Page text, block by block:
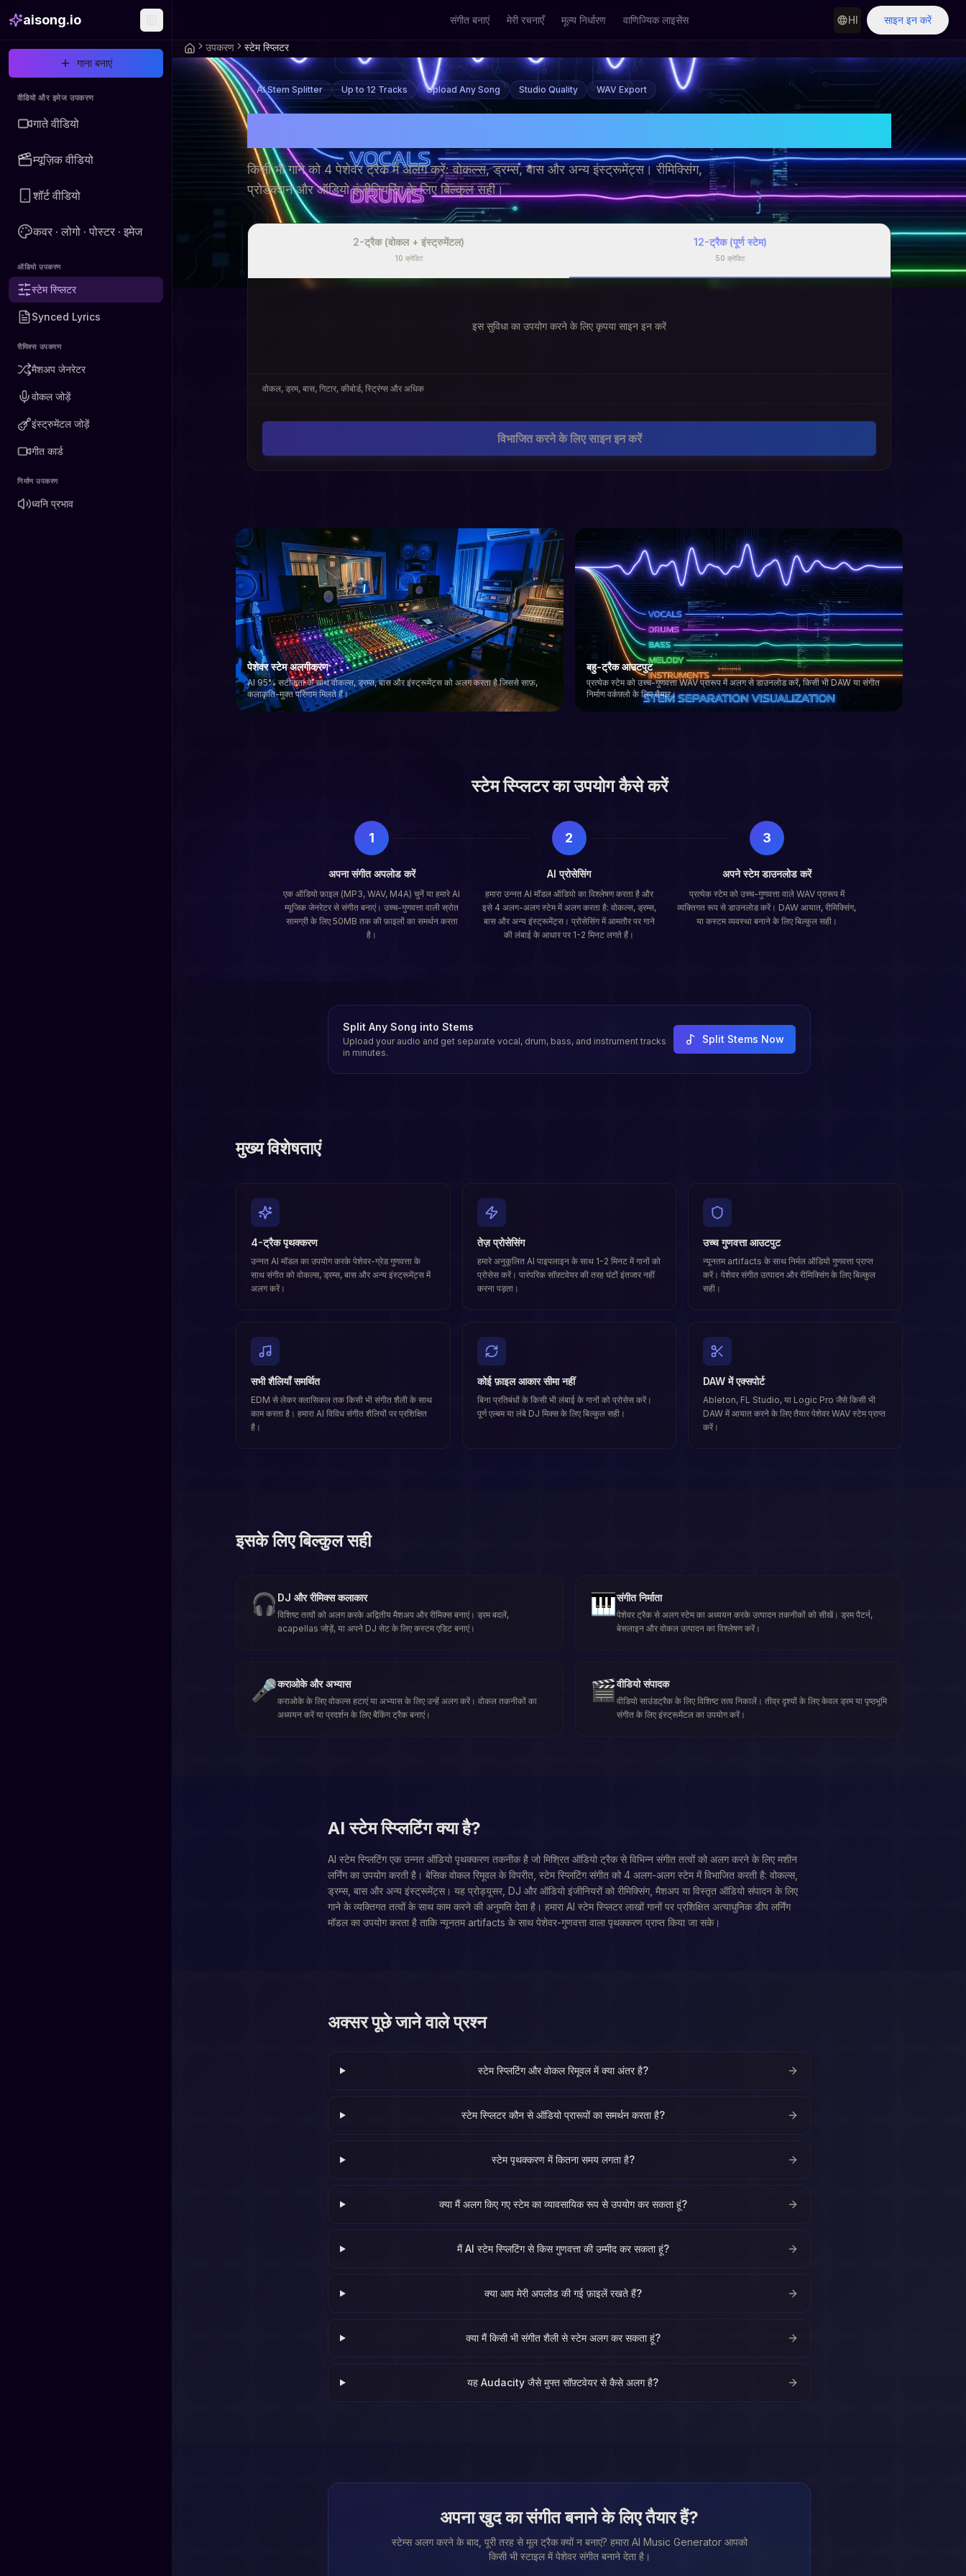
aisong.io
गाना बनाएं
वीडियो और इमेज उपकरण
गाते वीडियो
म्यूज़िक वीडियो
शॉर्ट वीडियो
कवर · लोगो · पोस्टर · इमेज
ऑडियो उपकरण
स्टेम स्प्लिटर
Synced Lyrics
रीमिक्स उपकरण
मैशअप जेनरेटर
वोकल जोड़ें
इंस्ट्रुमेंटल जोड़ें
गीत कार्ड
निर्माण उपकरण
ध्वनि प्रभाव
संगीत बनाएं मेरी रचनाएँ मूल्य निर्धारण वाणिज्यिक लाइसेंस HI साइन इन करें
उपकरण स्टेम स्प्लिटर
AI Stem Splitter Up to 12 Tracks Upload Any Song Studio Quality WAV Export
किसी भी गाने को 4 पेशेवर ट्रैक में अलग करें: वोकल्स, ड्रम्स, बास और अन्य इंस्ट्रूमेंट्स। रीमिक्सिंग,
प्रोडक्शन और ऑडियो इंजीनियरिंग के लिए बिल्कुल सही।
2-ट्रैक (वोकल + इंस्ट्रुमेंटल)
10 क्रेडिट
12-ट्रैक (पूर्ण स्टेम)
50 क्रेडिट
इस सुविधा का उपयोग करने के लिए कृपया साइन इन करें
वोकल, ड्रम, बास, गिटार, कीबोर्ड, स्ट्रिंग्स और अधिक
विभाजित करने के लिए साइन इन करें
पेशेवर स्टेम अलगीकरण
AI 95% सटीकता के साथ वोकल्स, ड्रम्स, बास और इंस्ट्रूमेंट्स को अलग करता है जिससे साफ़,
कलाकृति-मुक्त परिणाम मिलते हैं।
बहु-ट्रैक आउटपुट
प्रत्येक स्टेम को उच्च-गुणवत्ता WAV प्रारूप में अलग से डाउनलोड करें, किसी भी DAW या संगीत
निर्माण वर्कफ़्लो के लिए तैयार।
स्टेम स्प्लिटर का उपयोग कैसे करें
1
अपना संगीत अपलोड करें
एक ऑडियो फ़ाइल (MP3, WAV, M4A) चुनें या हमारे AI
म्यूजिक जेनरेटर से संगीत बनाएं। उच्च-गुणवत्ता वाली स्रोत
सामग्री के लिए 50MB तक की फ़ाइलों का समर्थन करता
है।
2
AI प्रोसेसिंग
हमारा उन्नत AI मॉडल ऑडियो का विश्लेषण करता है और
इसे 4 अलग-अलग स्टेम में अलग करता है: वोकल्स, ड्रम्स,
बास और अन्य इंस्ट्रूमेंट्स। प्रोसेसिंग में आमतौर पर गाने
की लंबाई के आधार पर 1-2 मिनट लगते हैं।
3
अपने स्टेम डाउनलोड करें
प्रत्येक स्टेम को उच्च-गुणवत्ता वाले WAV प्रारूप में
व्यक्तिगत रूप से डाउनलोड करें। DAW आयात, रीमिक्सिंग,
या कस्टम व्यवस्था बनाने के लिए बिल्कुल सही।
Split Any Song into Stems
Upload your audio and get separate vocal, drum, bass, and instrument tracks
in minutes.
Split Stems Now
मुख्य विशेषताएं
4-ट्रैक पृथक्करण
उन्नत AI मॉडल का उपयोग करके पेशेवर-ग्रेड गुणवत्ता के
साथ संगीत को वोकल्स, ड्रम्स, बास और अन्य इंस्ट्रूमेंट्स में
अलग करें।
तेज़ प्रोसेसिंग
हमारे अनुकूलित AI पाइपलाइन के साथ 1-2 मिनट में गानों को
प्रोसेस करें। पारंपरिक सॉफ़्टवेयर की तरह घंटों इंतजार नहीं
करना पड़ता।
उच्च गुणवत्ता आउटपुट
न्यूनतम artifacts के साथ निर्मल ऑडियो गुणवत्ता प्राप्त
करें। पेशेवर संगीत उत्पादन और रीमिक्सिंग के लिए बिल्कुल
सही।
सभी शैलियाँ समर्थित
EDM से लेकर क्लासिकल तक किसी भी संगीत शैली के साथ
काम करता है। हमारा AI विविध संगीत शैलियों पर प्रशिक्षित
है।
कोई फ़ाइल आकार सीमा नहीं
बिना प्रतिबंधों के किसी भी लंबाई के गानों को प्रोसेस करें।
पूर्ण एल्बम या लंबे DJ मिक्स के लिए बिल्कुल सही।
DAW में एक्सपोर्ट
Ableton, FL Studio, या Logic Pro जैसे किसी भी
DAW में आयात करने के लिए तैयार पेशेवर WAV स्टेम प्राप्त
करें।
इसके लिए बिल्कुल सही
🎧 DJ और रीमिक्स कलाकार
विशिष्ट तत्वों को अलग करके अद्वितीय मैशअप और रीमिक्स बनाएं। ड्रम बदलें,
acapellas जोड़ें, या अपने DJ सेट के लिए कस्टम एडिट बनाएं।
🎹संगीत निर्माता
पेशेवर ट्रैक से अलग स्टेम का अध्ययन करके उत्पादन तकनीकों को सीखें। ड्रम पैटर्न,
बेसलाइन और वोकल उत्पादन का विश्लेषण करें।
🎤कराओके और अभ्यास
कराओके के लिए वोकल्स हटाएं या अभ्यास के लिए उन्हें अलग करें। वोकल तकनीकों का
अध्ययन करें या प्रदर्शन के लिए बैकिंग ट्रैक बनाएं।
🎬वीडियो संपादक
वीडियो साउंडट्रैक के लिए विशिष्ट तत्व निकालें। तीव्र दृश्यों के लिए केवल ड्रम या पृष्ठभूमि
संगीत के लिए इंस्ट्रूमेंटल का उपयोग करें।
AI स्टेम स्प्लिटिंग क्या है?
AI स्टेम स्प्लिटिंग एक उन्नत ऑडियो पृथक्करण तकनीक है जो मिश्रित ऑडियो ट्रैक से विभिन्न संगीत तत्वों को अलग करने के लिए मशीन
लर्निंग का उपयोग करती है। बेसिक वोकल रिमूवल के विपरीत, स्टेम स्प्लिटिंग संगीत को 4 अलग-अलग स्टेम में विभाजित करती है: वोकल्स,
ड्रम्स, बास और अन्य इंस्ट्रूमेंट्स। यह प्रोड्यूसर, DJ और ऑडियो इंजीनियरों को रीमिक्सिंग, मैशअप या विस्तृत ऑडियो संपादन के लिए
गाने के व्यक्तिगत तत्वों के साथ काम करने की अनुमति देता है। हमारा AI स्टेम स्प्लिटर लाखों गानों पर प्रशिक्षित अत्याधुनिक डीप लर्निंग
मॉडल का उपयोग करता है ताकि न्यूनतम artifacts के साथ पेशेवर-गुणवत्ता वाला पृथक्करण प्राप्त किया जा सके।
अक्सर पूछे जाने वाले प्रश्न
स्टेम स्प्लिटिंग और वोकल रिमूवल में क्या अंतर है?
स्टेम स्प्लिटर कौन से ऑडियो प्रारूपों का समर्थन करता है?
स्टेम पृथक्करण में कितना समय लगता है?
क्या मैं अलग किए गए स्टेम का व्यावसायिक रूप से उपयोग कर सकता हूं?
मैं AI स्टेम स्प्लिटिंग से किस गुणवत्ता की उम्मीद कर सकता हूं?
क्या आप मेरी अपलोड की गई फ़ाइलें रखते हैं?
क्या मैं किसी भी संगीत शैली से स्टेम अलग कर सकता हूं?
यह Audacity जैसे मुफ्त सॉफ़्टवेयर से कैसे अलग है?
अपना खुद का संगीत बनाने के लिए तैयार हैं?
स्टेम्स अलग करने के बाद, पूरी तरह से मूल ट्रैक क्यों न बनाएं? हमारा AI Music Generator आपको
किसी भी स्टाइल में पेशेवर संगीत बनाने देता है।